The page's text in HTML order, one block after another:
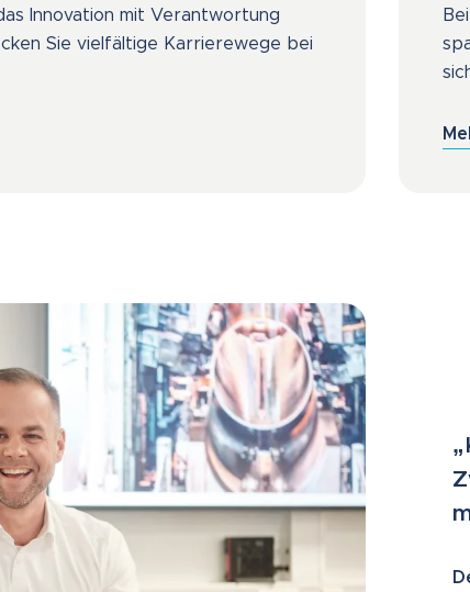
Innovation mit Verantwortung
Sie vielfältige Karrierewege bei